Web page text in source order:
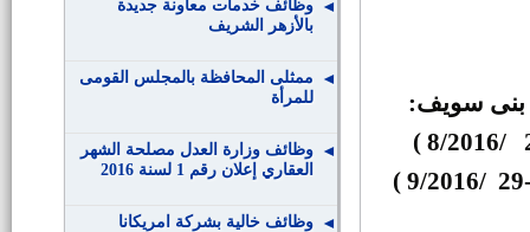
بنى سويف:
/8/2016
)
/9/2016
)
وظائف خدمات معاونة جديدة
بالأزهر الشريف
ممثلى المحافظة بالمجلس القومى
للمرأة
وظائف وزارة العدل مصلحة الشهر
العقاري إعلان رقم 1 لسنة 2016
وظائف خالية بشركة امريكانا